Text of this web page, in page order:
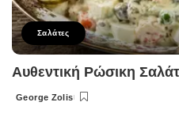
Σαλάτες
Αυθεντική Ρώσικη
Posted
George Zolis